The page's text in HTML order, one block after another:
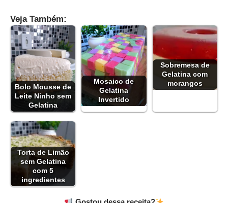
Veja Também:
Bolo Mousse de
Leite Ninho sem
Gelatina
Mosaico de
Gelatina
Invertido
Sobremesa de
Gelatina com
morangos
Torta de Limão
sem Gelatina
com 5
ingredientes